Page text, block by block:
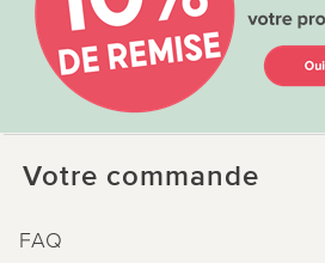
Votre commande
FAQ